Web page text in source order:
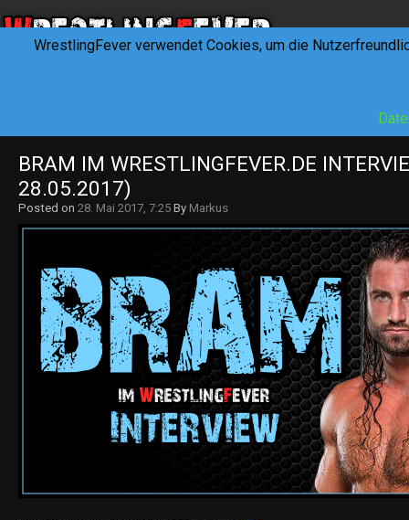
BRAM IM WRESTLINGFEVER.DE
28.05.2017)
Posted on 28. Mai 2017, 7:25 By Markus
WrestlingFever verwendet Cookies, um die